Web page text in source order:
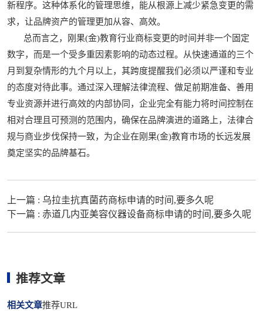
新程序。这种体系化的管理思维，能从根源上减少紧急变更的需
求，让品牌资产的管理更加从容、高效。
总而言之，刚果(金)教育行业商标变更的时间并非一个固定
数字，而是一个受多重因素影响的动态过程。从快速通道的三个
月到复杂情形的九个月以上，其跨度提醒我们必须以严谨和专业
的态度对待此事。通过深入理解法律流程、做足前期准备、善用
专业资源并进行高效的内部协同，企业完全有能力将时间控制在
相对合理且可预测的范围内，确保在品牌演进的道路上，法律合
规与商业步伐保持一致，为企业在刚果(金)教育市场的长远发展
奠定坚实的品牌基石。
上一篇 : 乌拉圭抗真菌药商标申请的时间,要多久呢
下一篇 : 赤道几内亚美容仪器设备商标申请的时间,要多久呢
推荐文章
相关文章推荐URL